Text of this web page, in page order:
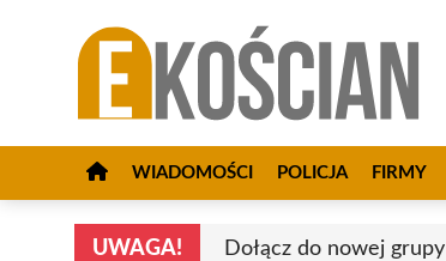
WIADOMOŚCI POLICJA FIRMY
UWAGA! Dołącz do nowej grupy